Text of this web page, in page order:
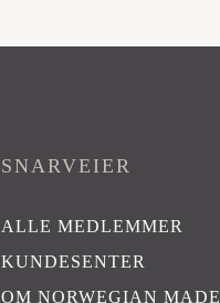
SNARVEIER
ALLE MEDLEMMER
KUNDESENTER
OM NORWEGIAN MADE